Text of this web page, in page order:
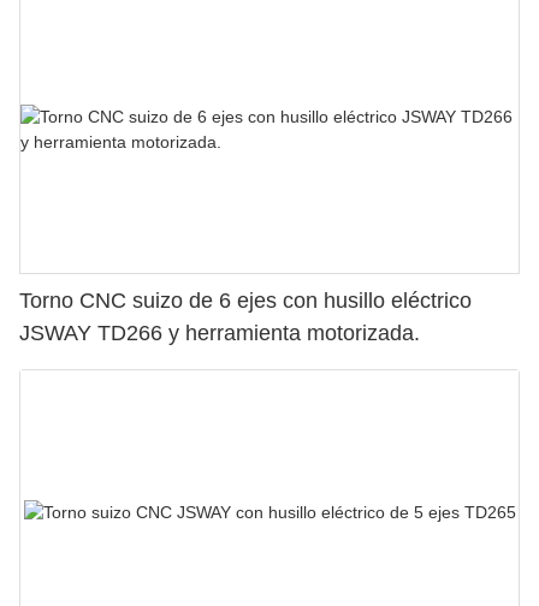
Torno CNC suizo de 6 ejes con husillo eléctrico
JSWAY TD266 y herramienta motorizada.